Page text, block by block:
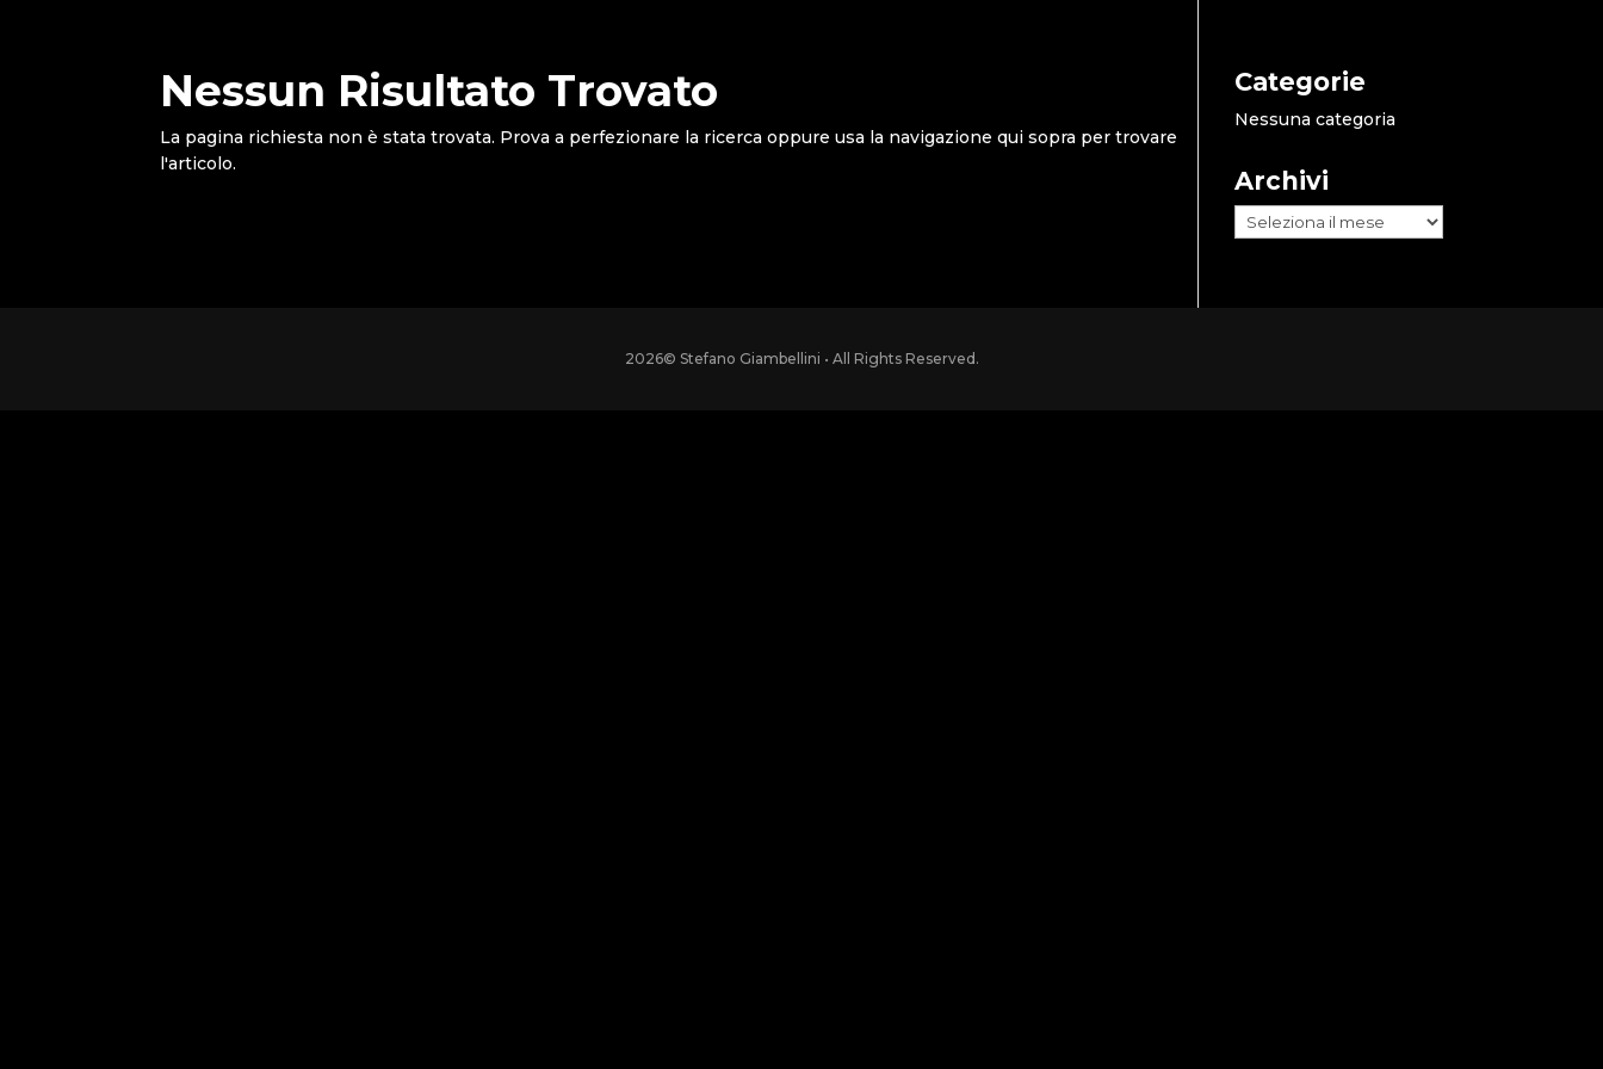
Nessun Risultato Trovato
La pagina richiesta non è stata trovata. Prova a perfezionare la ricerca oppure usa la navigazione qui sopra per trovare
l'articolo.
Categorie
Nessuna categoria
Archivi
Archivi
2026© Stefano Giambellini • All Rights Reserved.